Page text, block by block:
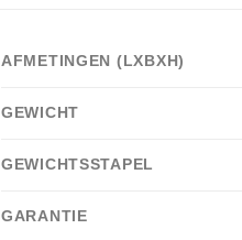
AFMETINGEN (LXBXH)
GEWICHT
GEWICHTSSTAPEL
GARANTIE